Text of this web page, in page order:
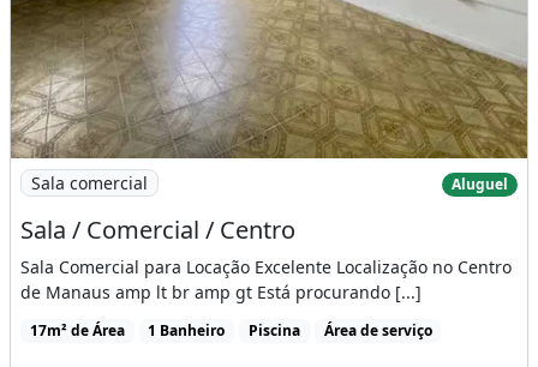
Imagem: Sala / Comercial / Centro
Sala comercial Aluguel
Sala / Comercial / Centro
Sala Comercial para Locação Excelente Localização no Centro
de Manaus amp lt br amp gt Está procurando [...]
17m² de Área 1 Banheiro Piscina Área de serviço